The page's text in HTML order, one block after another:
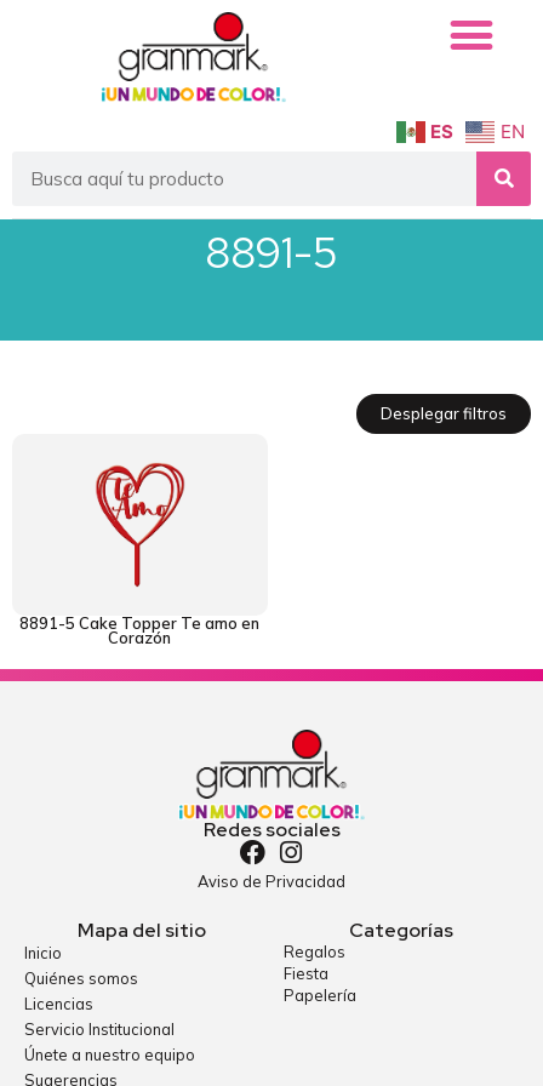
ES EN
8891-5
Desplegar filtros
8891-5 Cake Topper Te amo en
Corazón
Redes sociales
Aviso de Privacidad
Mapa del sitio
Inicio
Quiénes somos
Licencias
Servicio Institucional
Únete a nuestro equipo
Sugerencias
Categorías
Regalos
Fiesta
Papelería